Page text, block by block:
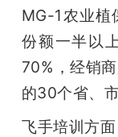
MG-1农业植
份额一半以
70%，经销
的30个省、
飞手培训方